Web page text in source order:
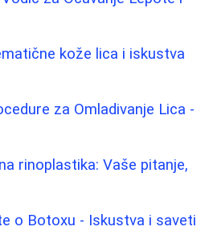
kože lica i iskustva
za Omladivanje Lica -
rinoplastika: Vaše pitanje,
o Botoxu - Iskustva i saveti